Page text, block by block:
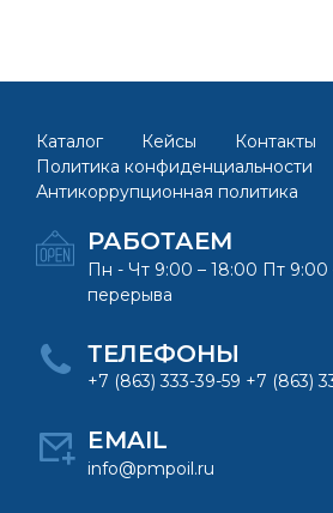
Каталог Кейсы
Контакты
Политика конфиденциальности
Антикоррупционная политика
РАБОТАЕМ
Пн - Чт 9:00 – 18:00 Пт 9:00
перерыва
ТЕЛЕФОНЫ
+7 (863) 333-39-59 +7 (863)
EMAIL
info@pmpoil.ru